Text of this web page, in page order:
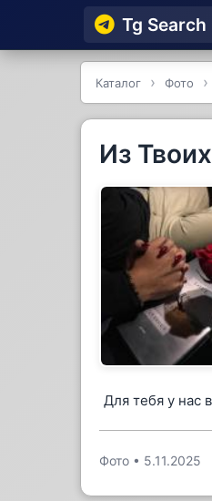
Tg Searсh
Каталог Фото
Из
Для тебя у нас
Фото • 5.11.2025